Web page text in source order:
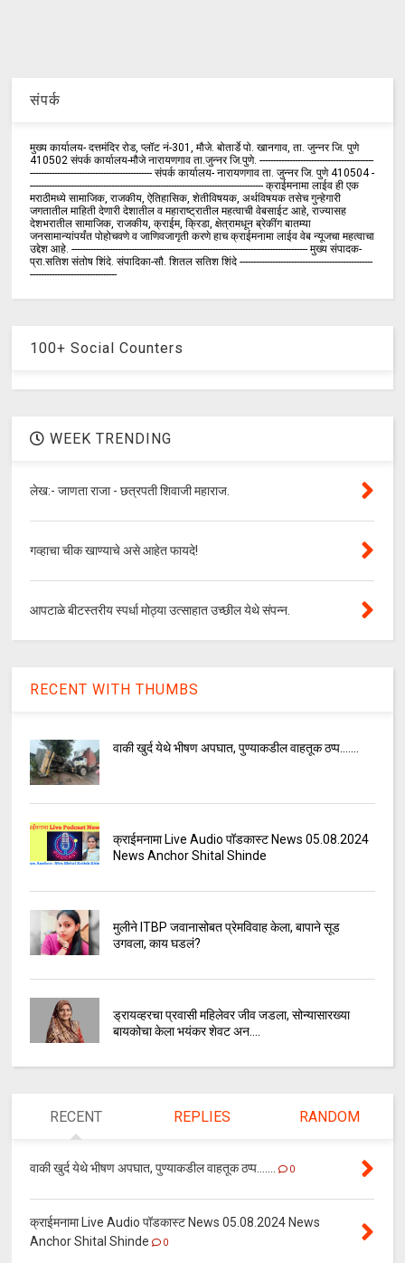
संपर्क
मुख्य कार्यालय- दत्तमंदिर रोड, प्लॉट नं-301, मौजे. बोतार्डे पो. खानगाव, ता. जुन्नर जि. पुणे
410502 संपर्क कार्य‍ालय-मौजे नारायणगाव ता.जुन्नर जि.पुणे. ------------------------------------------
--------------------------------------------- संपर्क कार्यालय- नारायणगाव ता. जुन्नर जि. पुणे 410504 -
-------------------------------------------------------------------------------------- क्राईमनामा लाईव ही एक
मराठीमध्ये सामाजिक, राजकीय, ऐतिहासिक, शेतीविषयक, अर्थविषयक तसेच गुन्हेगारी
जगतातील माहिती देणारी देशातील व महाराष्ट्रातील महत्वाची वेबसाईट आहे, राज्यासह
देशभरातील सामाजिक, राजकीय, क्राईम, क्रिडा, क्षेत्रामधून ब्रेकींग बातम्या
जनसामान्यांपर्यंत पोहोचवणे व जाणिवजागृती करणे हाच क्राईमनामा लाईव वेब न्यूजचा महत्वाचा
उद्देश आहे. --------------------------------------------------------------------------------------- मुख्य संपादक-
प्रा.सतिश संतोष शिंदे. संपादिका-सौ. शितल सतिश शिंदे -------------------------------------------------
--------------------------------
100+ Social Counters
WEEK TRENDING
लेख:- जाणता राजा - छत्रपती शिवाजी महाराज.
गव्हाचा चीक खाण्याचे असे आहेत फायदे!
आपटाळे बीटस्तरीय स्पर्धा मोठ्या उत्साहात उच्छील येथे संपन्न.
RECENT WITH THUMBS
वाकी खुर्द येथे भीषण अपघात, पुण्याकडील वाहतूक ठप्प.......
क्राईमनामा Live Audio पॉडकास्ट News 05.08.2024
News Anchor Shital Shinde
मुलीने ITBP जवानासोबत प्रेमविवाह केला, बापाने सूड
उगवला, काय घडलं?
ड्रायव्हरचा प्रवासी महिलेवर जीव जडला, सोन्यासारख्या
बायकोचा केला भयंकर शेवट अन....
RECENT REPLIES RANDOM
वाकी खुर्द येथे भीषण अपघात, पुण्याकडील वाहतूक ठप्प....... 0
क्राईमनामा Live Audio पॉडकास्ट News 05.08.2024 News
Anchor Shital Shinde
0